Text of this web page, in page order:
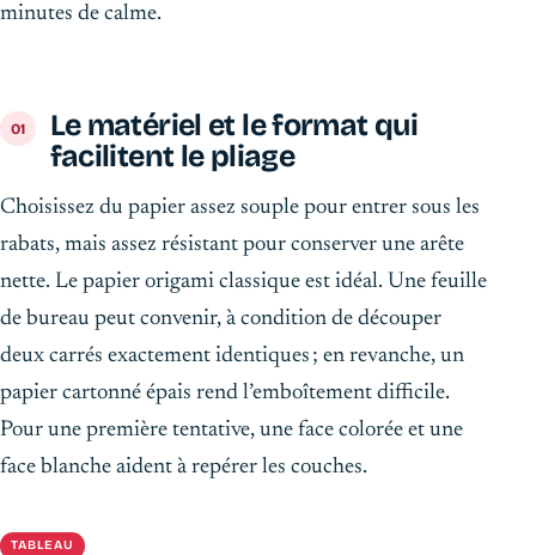
minutes de calme.
Le matériel et le format qui
facilitent le pliage
Choisissez du papier assez souple pour entrer sous les
rabats, mais assez résistant pour conserver une arête
nette. Le papier origami classique est idéal. Une feuille
de bureau peut convenir, à condition de découper
deux carrés exactement identiques ; en revanche, un
papier cartonné épais rend l’emboîtement difficile.
Pour une première tentative, une face colorée et une
face blanche aident à repérer les couches.
TABLEAU